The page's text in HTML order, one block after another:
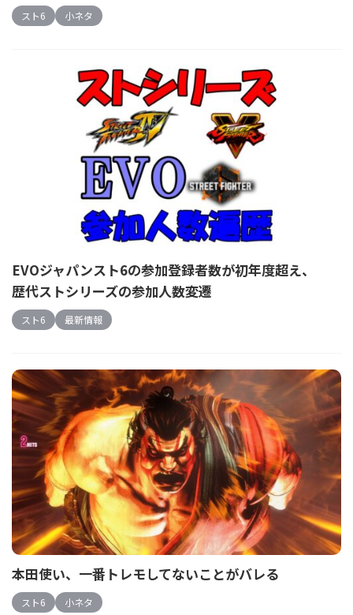
スト6 小ネタ
EVOジャパンスト6の参加登録者数が初年度超え、
歴代ストシリーズの参加人数変遷
スト6 最新情報
本田使い、一番トレモしてないことがバレる
スト6 小ネタ